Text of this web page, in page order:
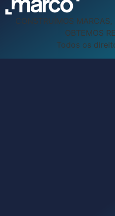
CONSTRUÍMOS MARCAS,
OBTEMOS
Todos os